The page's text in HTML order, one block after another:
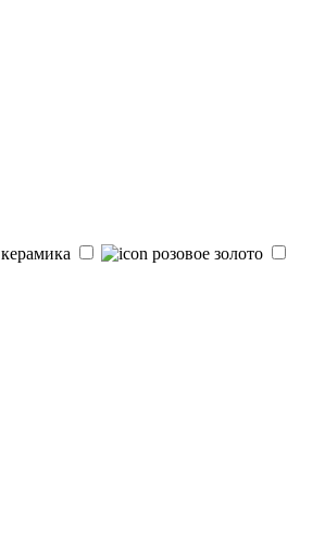
керамика
розовое золото